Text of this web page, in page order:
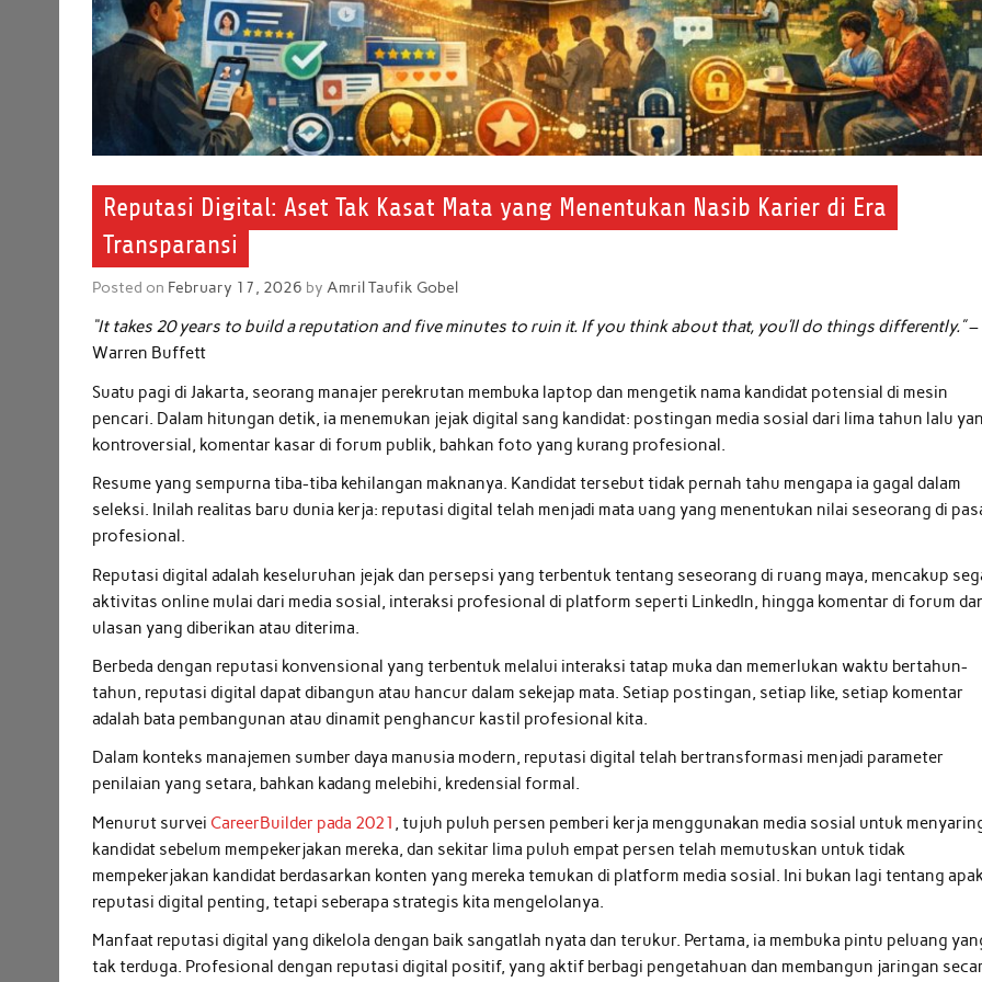
Reputasi Digital: Aset Tak Kasat Mata yang Menentukan Nasib Karier di Era
Transparansi
Posted on February 17, 2026 byAmril Taufik Gobel
“It takes 20 years to build a reputation and five minutes to ruin it. If you think about that, you’ll do things differently.”–
Warren Buffett
Suatu pagi di Jakarta, seorang manajer perekrutan membuka laptop dan mengetik nama kandidat potensial di mesin
pencari. Dalam hitungan detik, ia menemukan jejak digital sang kandidat: postingan media sosial dari lima tahun lalu
kontroversial, komentar kasar di forum publik, bahkan foto yang kurang profesional.
Resume yang sempurna tiba-tiba kehilangan maknanya. Kandidat tersebut tidak pernah tahu mengapa ia gagal dalam
seleksi. Inilah realitas baru dunia kerja: reputasi digital telah menjadi mata uang yang menentukan nilai seseorang di
profesional.
Reputasi digital adalah keseluruhan jejak dan persepsi yang terbentuk tentang seseorang di ruang maya, mencakup
aktivitas online mulai dari media sosial, interaksi profesional di platform seperti LinkedIn, hingga komentar di forum
ulasan yang diberikan atau diterima.
Berbeda dengan reputasi konvensional yang terbentuk melalui interaksi tatap muka dan memerlukan waktu bertahun-
tahun, reputasi digital dapat dibangun atau hancur dalam sekejap mata. Setiap postingan, setiap like, setiap komentar
adalah bata pembangunan atau dinamit penghancur kastil profesional kita.
Dalam konteks manajemen sumber daya manusia modern, reputasi digital telah bertransformasi menjadi parameter
penilaian yang setara, bahkan kadang melebihi, kredensial formal.
Menurut survei CareerBuilder pada 2021 , tujuh puluh persen pemberi kerja menggunakan media sosial untuk
kandidat sebelum mempekerjakan mereka, dan sekitar lima puluh empat persen telah memutuskan untuk tidak
mempekerjakan kandidat berdasarkan konten yang mereka temukan di platform media sosial. Ini bukan lagi tentang
reputasi digital penting, tetapi seberapa strategis kita mengelolanya.
Manfaat reputasi digital yang dikelola dengan baik sangatlah nyata dan terukur. Pertama, ia membuka pintu peluang
tak terduga. Profesional dengan reputasi digital positif, yang aktif berbagi pengetahuan dan membangun jaringan